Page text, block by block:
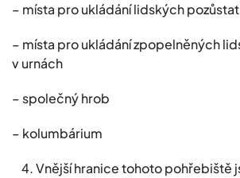
– místa pro ukládání lidských
– místa pro ukládání zpopelněných
v urnách
– společný hrob
– kolumbárium
Vnější hranice tohoto pohřebiště